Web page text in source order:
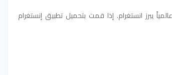
يبرز انستغرام. إذا قمت بتحميل تطبيق إنستغرام